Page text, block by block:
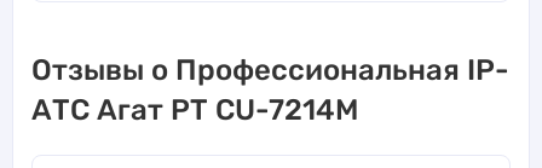
Отзывы о Профессиональная IP-
АТС Агат РТ CU-7214M